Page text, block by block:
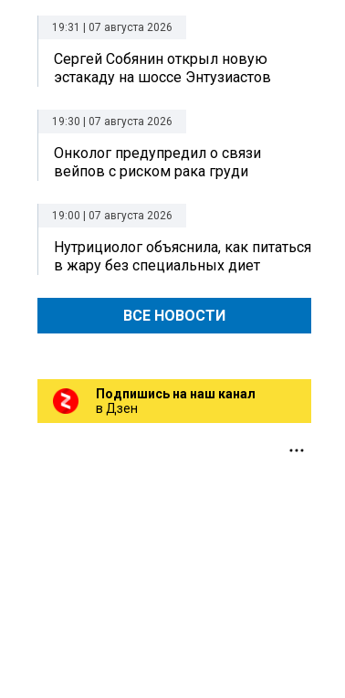
19:31 | 07 августа 2026
Сергей Собянин открыл новую
эстакаду на шоссе Энтузиастов
19:30 | 07 августа 2026
Онколог предупредил о связи
вейпов с риском рака груди
19:00 | 07 августа 2026
Нутрициолог объяснила, как питаться
в жару без специальных диет
ВСЕ НОВОСТИ
Подпишись на наш канал
в Дзен